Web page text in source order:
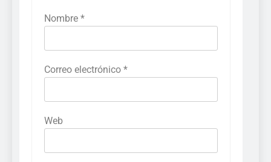
Nombre *
Correo electrónico *
Web